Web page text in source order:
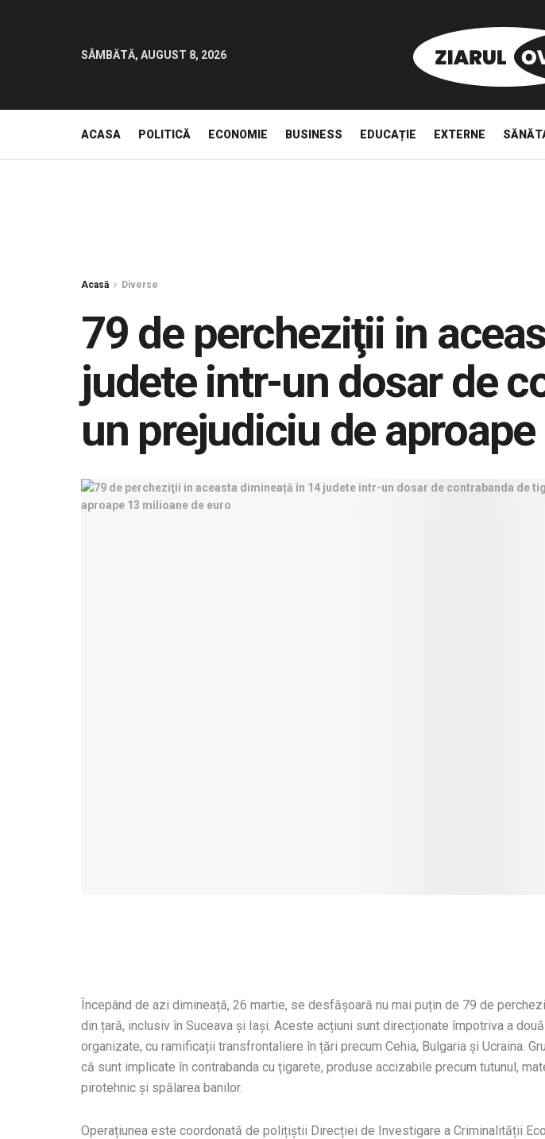
SÂMBĂTĂ, AUGUST 8, 2026
ACASA POLITICĂ ECONOMIE BUSINESS EDUCAȚIE EXTERNE
Acasă Diverse
79 de percheziţii in
judete intr-un dosar de
un prejudiciu de
Începând de azi dimineață, 26 martie, se desfășoară nu mai puțin de 79 de
din țară, inclusiv în Suceava și Iași. Aceste acțiuni sunt direcționate împotriva a
organizate, cu ramificații transfrontaliere în țări precum Cehia, Bulgaria și Ucraina.
că sunt implicate în contrabanda cu țigarete, produse accizabile precum tutunul,
pirotehnic și spălarea banilor.
Operațiunea este coordonată de polițiștii Direcției de Investigare a Criminalității